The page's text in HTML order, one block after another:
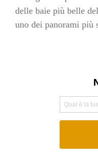
delle baie più belle
uno dei panorami più